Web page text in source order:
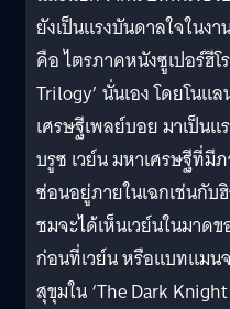
ยังเป็นแรงบันดาลใจในง
คือ ไตรภาคหนังซูเปอร์ฮี
Trilogy’ นั่นเอง โดยโนแ
เศรษฐีเพลย์บอย มาเป็น
บรูซ เวย์น มหาเศรษฐีที่มี
ซ่อนอยู่ภายในเฉกเช่นกับ
ชมจะได้เห็นเวย์นในมาด
ก่อนที่เวย์น หรือแบทแมน
สุขุมใน ‘The Dark